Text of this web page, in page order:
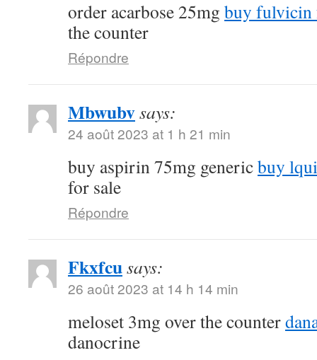
order acarbose 25mg buy fulvicin
the counter
Répondre
Mbwubvsays:
24 août 2023 at 1 h 21 min
buy aspirin 75mg genericbuy
for sale
Répondre
Fkxfcusays:
26 août 2023 at 14 h 14 min
meloset 3mg over the counter
danocrine